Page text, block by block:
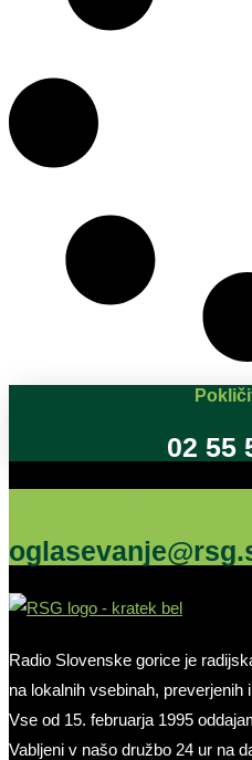
02 55
Radio Slovenske gorice je
na lokalnih vsebinah,
Vse od 15. februarja 1995
Vabljeni v našo družbo 24 ur na